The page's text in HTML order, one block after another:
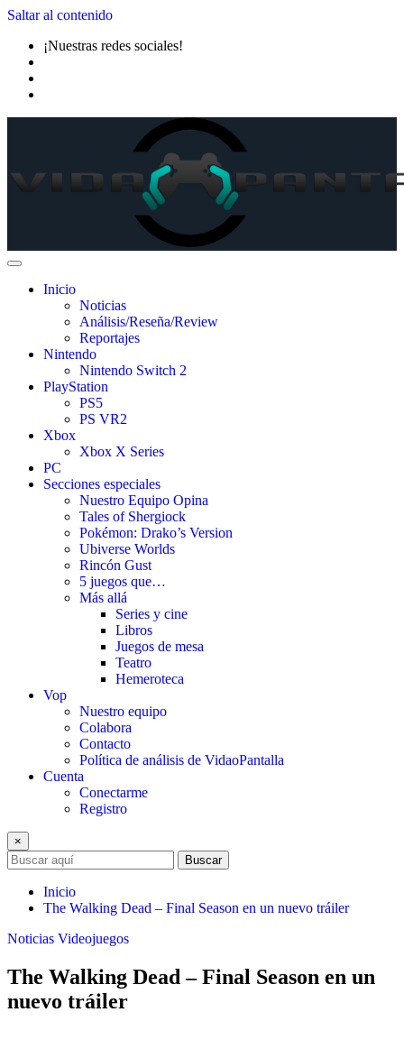
Saltar al contenido
¡Nuestras redes sociales!
Inicio
Noticias
Análisis/Reseña/Review
Reportajes
Nintendo
Nintendo Switch 2
PlayStation
PS5
PS VR2
Xbox
Xbox X Series
PC
Secciones especiales
Nuestro Equipo Opina
Tales of Shergiock
Pokémon: Drako’s Version
Ubiverse Worlds
Rincón Gust
5 juegos que…
Más allá
Series y cine
Libros
Juegos de mesa
Teatro
Hemeroteca
Vop
Nuestro equipo
Colabora
Contacto
Política de análisis de VidaoPantalla
Cuenta
Conectarme
Registro
×
Buscar
Inicio
The Walking Dead – Final Season en un nuevo tráiler
Noticias Videojuegos
The Walking Dead – Final Season en un
nuevo tráiler